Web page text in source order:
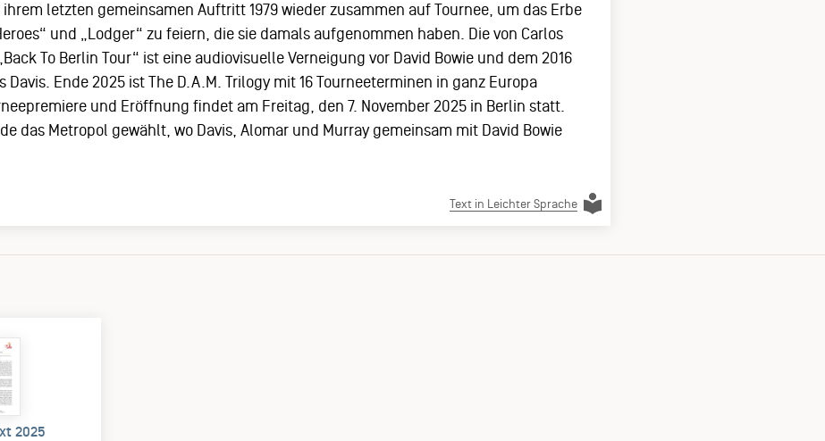
letzten gemeinsamen Auftritt 1979 wieder zusammen auf Tournee, um das Erbe
und „Lodger“ zu feiern, die sie damals aufgenommen haben. Die von Carlos
To Berlin Tour“ ist eine audiovisuelle Verneigung vor David Bowie und dem 2016
Davis. Ende 2025 ist The D.A.M. Trilogy mit 16 Tourneeterminen in ganz Europa
und Eröffnung findet am Freitag, den 7. November 2025 in Berlin statt.
das Metropol gewählt, wo Davis, Alomar und Murray gemeinsam mit David Bowie
Text in Leichter Sprache
2025